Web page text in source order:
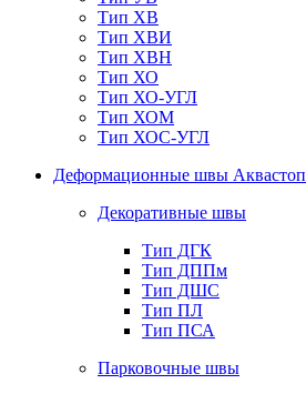
Тип ХВ
Тип ХВИ
Тип ХВН
Тип ХО
Тип ХО-УГЛ
Тип ХОМ
Тип ХОС-УГЛ
Деформационные швы Аквастоп
Декоративные швы
Тип ДГК
Тип ДППм
Тип ДШС
Тип ПЛ
Тип ПСА
Парковочные швы